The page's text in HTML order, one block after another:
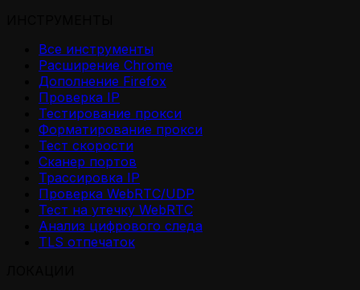
Все инструменты
Расширение Chrome
Дополнение Firefox
Проверка IP
Тестирование прокси
Форматирование прокси
Тест скорости
Сканер портов
Трассировка IP
Проверка WebRTC/UDP
Тест на утечку WebRTC
Анализ цифрового следа
TLS отпечаток